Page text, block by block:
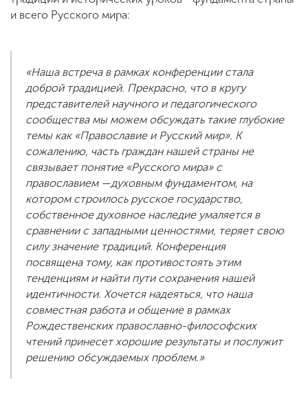
и всего Русского мира:
«Наша встреча в рамках конференции стала
доброй традицией. Прекрасно, что в кругу
представителей научного и педагогического
сообщества мы можем обсуждать такие глубокие
темы как «Православие и Русский мир». К
сожалению, часть граждан нашей страны не
связывает понятие «Русского мира» с
православием —духовным фундаментом, на
котором строилось русское государство,
собственное духовное наследие умаляется в
сравнении с западными ценностями, теряет свою
силу значение традиций. Конференция
посвящена тому, как противостоять этим
тенденциям и найти пути сохранения нашей
идентичности. Хочется надеяться, что наша
совместная работа и общение в рамках
Рождественских православно-философских
чтений принесет хорошие результаты и послужит
решению обсуждаемых проблем.»